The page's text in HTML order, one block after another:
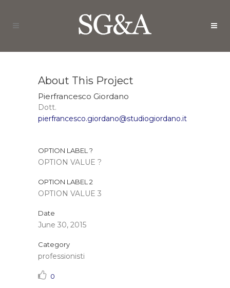
About This Project
Pierfrancesco Giordano
Dott.
pierfrancesco.giordano@studiogiordano.it
OPTION LABEL ?
OPTION VALUE ?
OPTION LABEL 2
OPTION VALUE 3
Date
June 30, 2015
Category
professionisti
0